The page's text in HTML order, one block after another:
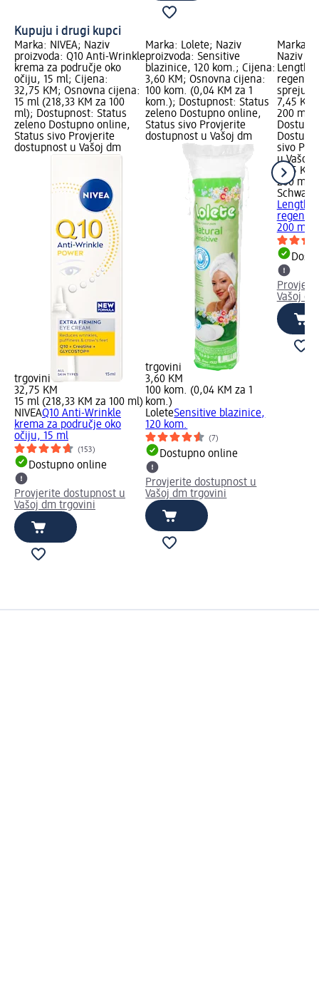
Kupuju i drugi kupci
Marka: NIVEA; Naziv
proizvoda: Q10 Anti-Wrinkle
krema za područje oko
očiju, 15 ml; Cijena:
32,75 KM; Osnovna cijena:
15 ml (218,33 KM za 100
ml); Dostupnost: Status
zeleno Dostupno online,
Status sivo Provjerite
dostupnost u Vašoj dm
trgovini
32,75 KM
15 ml (218,33 KM za 100 ml)
NIVEAQ10 Anti-Wrinkle
krema za područje oko
očiju, 15 ml
(153)
Dostupno online
Provjerite dostupnost u
Vašoj dm trgovini
Marka: Lolete; Naziv
proizvoda: Sensitive
blazinice, 120 kom.; Cijena:
3,60 KM; Osnovna cijena:
100 kom. (0,04 KM za 1
kom.); Dostupnost: Status
zeleno Dostupno online,
Status sivo Provjerite
dostupnost u Vašoj dm
trgovini
3,60 KM
100 kom. (0,04 KM za 1
kom.)
LoleteSensitive blazinice,
120 kom.
(7)
Dostupno online
Provjerite dostupnost u
Vašoj dm trgovini
Marka:
Naziv
Length
spreju,
7,45
200 ml
sivo
u Vašoj
7,45 KM
200 ml
Length
200 ml
Vašoj